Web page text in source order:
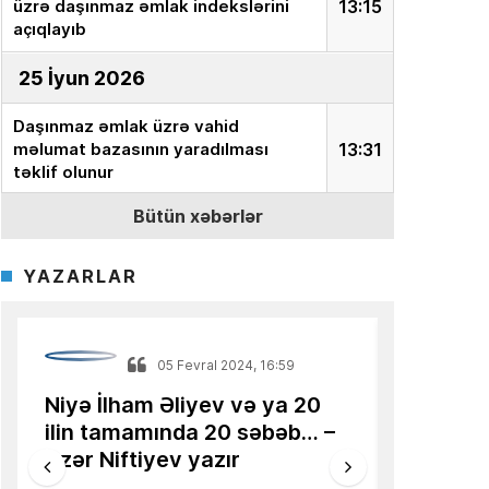
13:15
üzrə daşınmaz əmlak indekslərini
açıqlayıb
25 İyun 2026
13:31
Daşınmaz əmlak üzrə vahid
məlumat bazasının yaradılması
təklif olunur
18 İyun 2026
Ekspert: “İnvestor milyonları aktivə
Azərbaycanlı alimin məqaləsi
16 İyun 2026
AQP:Azərbaycan avtomobil
Bütün xəbərlər
YAZARLAR
05 Fevral 2024, 16:59
Niyə İlham Əliyev və ya 20
ilin tamamında 20 səbəb… –
Azər Niftiyev yazır